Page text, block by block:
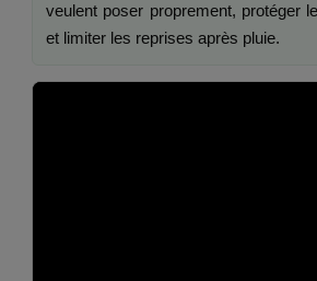
veulent poser proprement, protéger
et limiter les reprises après pluie.